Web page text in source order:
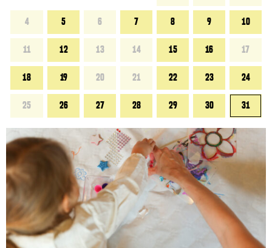
4 5 6 7 8 9 10
11 12 13 14 15 16 17
18 19 20 21 22 23 24
25 26 27 28 29 30 31